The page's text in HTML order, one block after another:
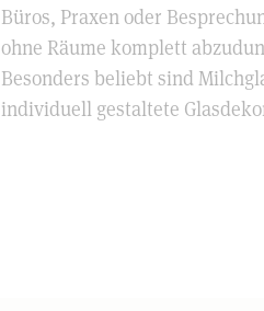
Büros, Praxen oder
ohne Räume komplett
Besonders beliebt sind
individuell gestaltete